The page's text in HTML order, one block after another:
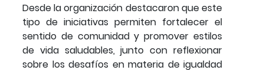
Desde la organización destacaron que este
tipo de iniciativas permiten fortalecer el
sentido de comunidad y promover estilos
de vida saludables, junto con reflexionar
sobre los desafíos en materia de igualdad